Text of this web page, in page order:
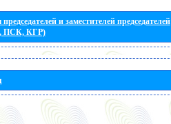
и заместителей председателей
ПСК, КГР)